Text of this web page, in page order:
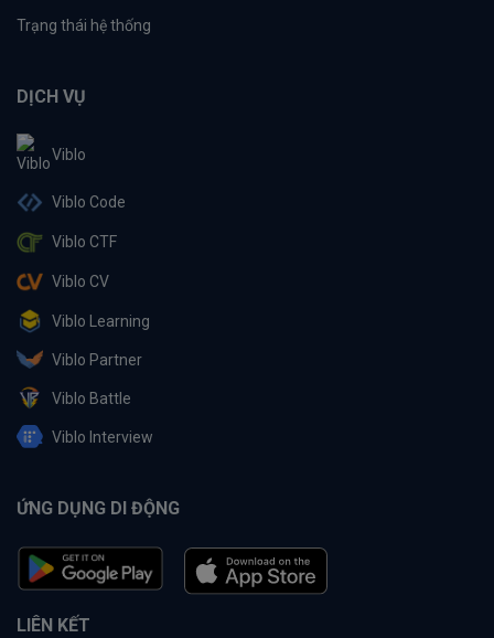
Trạng thái hệ thống
DỊCH VỤ
Viblo
Viblo Code
Viblo CTF
Viblo CV
Viblo Learning
Viblo Partner
Viblo Battle
Viblo Interview
ỨNG DỤNG DI ĐỘNG
LIÊN KẾT